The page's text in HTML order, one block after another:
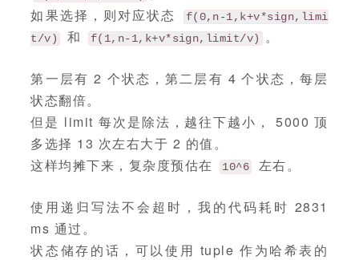
如果选择，则对应状态
f(0,n-1,k+v*sign,limi
t/v)
和 f(1,n-1,k+v*sign,limit/v) 。
第一层有 2 个状态，第二层有 4 个状态，每层
状态翻倍。
但是 limit 每次是除法，越往下越小， 5000 顶
多选择 13 次左右大于 2 的值。
这样均摊下来，复杂度预估在
10^6 左右。
使用递归写法不会超时，我的代码耗时 2831
ms 通过。
状态储存的话，可以使用 tuple 作为哈希表的